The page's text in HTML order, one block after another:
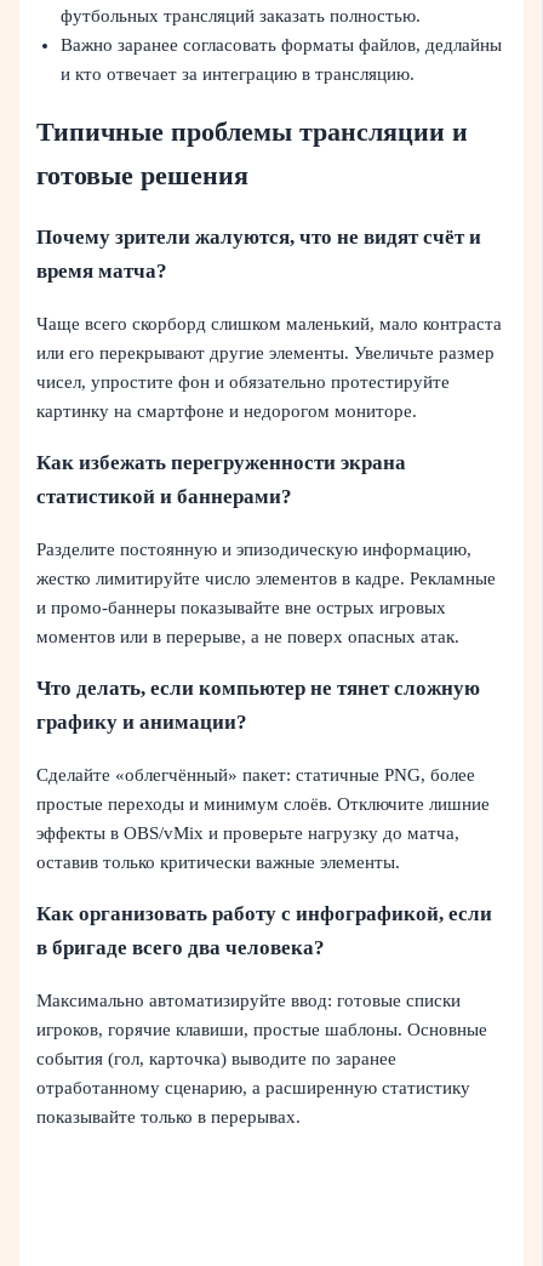
футбольных трансляций заказать полностью.
Важно заранее согласовать форматы файлов, дедлайны
и кто отвечает за интеграцию в трансляцию.
Типичные проблемы трансляции и
готовые решения
Почему зрители жалуются, что не видят счёт и
время матча?
Чаще всего скорборд слишком маленький, мало контраста
или его перекрывают другие элементы. Увеличьте размер
чисел, упростите фон и обязательно протестируйте
картинку на смартфоне и недорогом мониторе.
Как избежать перегруженности экрана
статистикой и баннерами?
Разделите постоянную и эпизодическую информацию,
жестко лимитируйте число элементов в кадре. Рекламные
и промо‑баннеры показывайте вне острых игровых
моментов или в перерыве, а не поверх опасных атак.
Что делать, если компьютер не тянет сложную
графику и анимации?
Сделайте «облегчённый» пакет: статичные PNG, более
простые переходы и минимум слоёв. Отключите лишние
эффекты в OBS/vMix и проверьте нагрузку до матча,
оставив только критически важные элементы.
Как организовать работу с инфографикой, если
в бригаде всего два человека?
Максимально автоматизируйте ввод: готовые списки
игроков, горячие клавиши, простые шаблоны. Основные
события (гол, карточка) выводите по заранее
отработанному сценарию, а расширенную статистику
показывайте только в перерывах.